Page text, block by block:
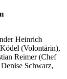
Heinrich
Ködel (Volontärin),
Reimer (Chef
Schwarz,